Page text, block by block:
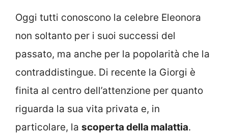
Oggi tutti conoscono la celebre Eleonora
non soltanto per i suoi successi del
passato, ma anche per la popolarità che la
contraddistingue. Di recente la Giorgi è
finita al centro dell’attenzione per quanto
riguarda la sua vita privata e, in
particolare, la scoperta della malattia.